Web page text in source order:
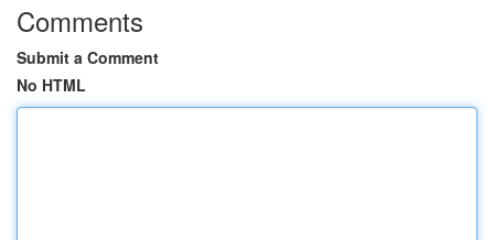
Comments
Submit a Comment
No HTML